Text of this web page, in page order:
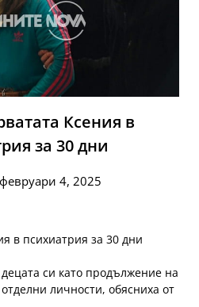
Ксения в
за 30 дни
4, 2025
в психиатрия за 30 дни
си като продължение на
личности, обясниха от